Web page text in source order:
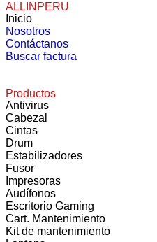
ALLINPERU
Inicio
Nosotros
Contáctanos
Buscar factura
Productos
Antivirus
Cabezal
Cintas
Drum
Estabilizadores
Fusor
Impresoras
Audífonos
Escritorio Gaming
Cart. Mantenimiento
Kit de mantenimiento